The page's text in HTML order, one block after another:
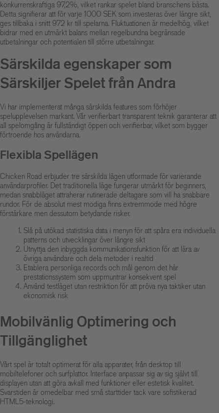
konkurrenskraftiga 97,2%, vilket rankar spelet bland branschens bästa.
Detta signifierar att för varje 1000 SEK som investeras över längre sikt,
ges tillbaka i snitt 972 kr till spelarna. Fluktuationen är medelhög, vilket
bidrar med en utmärkt balans mellan regelbundna begränsade
utbetalningar och potentialen till större utbetalningar.
Särskilda egenskaper som
Särskiljer Spelet från Andra
Vi har implementerat många särskilda features som förhöjer
spelupplevelsen markant. Vår verifierbart transparent teknik garanterar att
all spelomgång är fullständigt öppen och verifierbar, vilket som bygger
förtroende hos användarna.
Flexibla Spellägen
Chicken Road erbjuder tre särskilda lägen utformade för varierande
användarprofiler. Det traditionella läge fungerar utmärkt för beginners,
medan snabbläget attraherar rutinerade deltagare som vill ha snabbare
rundor. För de absolut mest modiga finns extremmode med högre
förstärkare men dessutom betydande risker.
Slå på utökad statistiska data i menyn för att spåra era individuella
patterns och utvecklingar över längre sikt
Utnyttja den inbyggda kommunikationsfunktion för att lära av
övriga användare och dela metoder i realtid
Etablera personliga records och mål genom det här
prestationssystem som uppmuntrar konsekvent spel
Använd testläget utan restriktion för att pröva nya taktiker utan
ekonomisk risk
Mobilvänlig Optimering och
Tillgänglighet
Vårt spel är totalt optimerat för alla apparater, från desktop till
mobiltelefoner och surfplattor. Interface anpassar sig av sig självt till
displayen utan att göra avkall med funktioner eller estetisk kvalitet.
Svarstiden är omedelbar med små starttider tack vare sofistikerad
HTML5-teknologi.